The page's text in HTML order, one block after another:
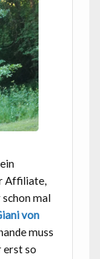
Affiliate,
mal
von
muss
erst so